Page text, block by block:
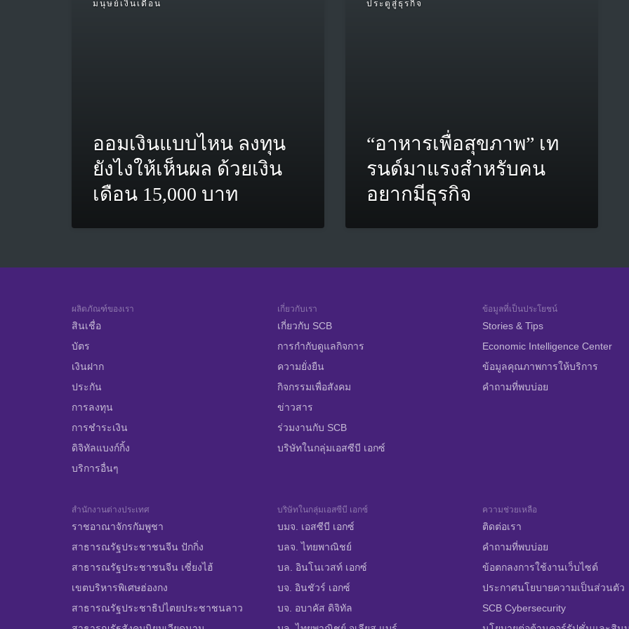
มนุษย์เงินเดือน
ออมเงินแบบไหน ลงทุน
ยังไงให้เห็นผล ด้วยเงิน
เดือน 15,000 บาท
ประตูสู่ธุรกิจ
“อาหารเพื่อสุขภาพ” เท
รนด์มาแรงสำหรับคน
อยากมีธุรกิจ
ผลิตภัณฑ์ของเรา
สินเชื่อ
บัตร
เงินฝาก
ประกัน
การลงทุน
การชำระเงิน
ดิจิทัลแบงก์กิ้ง
บริการอื่นๆ
เกี่ยวกับเรา
เกี่ยวกับ SCB
การกำกับดูแลกิจการ
ความยั่งยืน
กิจกรรมเพื่อสังคม
ข่าวสาร
ร่วมงานกับ SCB
บริษัทในกลุ่มเอสซีบี เอกซ์
ข้อมูลที่เป็นประโยชน์
Stories & Tips
Economic Intelligence Center
ข้อมูลคุณภาพการให้บริการ
คำถามที่พบบ่อย
สำนักงานต่างประเทศ
ราชอาณาจักรกัมพูชา
สาธารณรัฐประชาชนจีน ปักกิ่ง
สาธารณรัฐประชาชนจีน เซี่ยงไฮ้
เขตบริหารพิเศษฮ่องกง
สาธารณรัฐประชาธิปไตยประชาชนลาว
บริษัทในกลุ่มเอสซีบี เอกซ์
บมจ. เอสซีบี เอกซ์
บลจ. ไทยพาณิชย์
บล. อินโนเวสท์ เอกซ์
บจ. อินชัวร์ เอกซ์
บจ. อบาคัส ดิจิทัล
ความช่วยเหลือ
ติดต่อเรา
คำถามที่พบบ่อย
ข้อตกลงการใช้งานเว็บไซต์
ประกาศนโยบายความเป็นส่วนตัว
SCB Cybersecurity